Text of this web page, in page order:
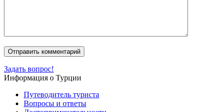
Задать вопрос!
Информация о Турции
Путеводитель туриста
Вопросы и ответы